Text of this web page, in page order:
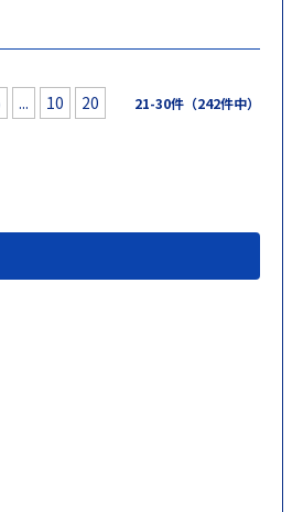
... 10
20
21-30件（242件中）